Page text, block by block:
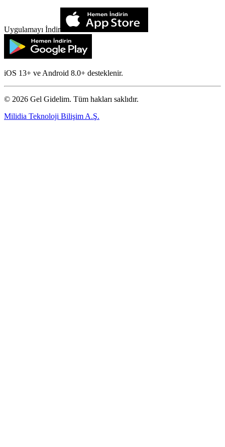
Uygulamayı İndir
iOS 13+ ve Android 8.0+ desteklenir.
© 2026 Gel Gidelim. Tüm hakları saklıdır.
Milidia Teknoloji Bilişim A.Ş.